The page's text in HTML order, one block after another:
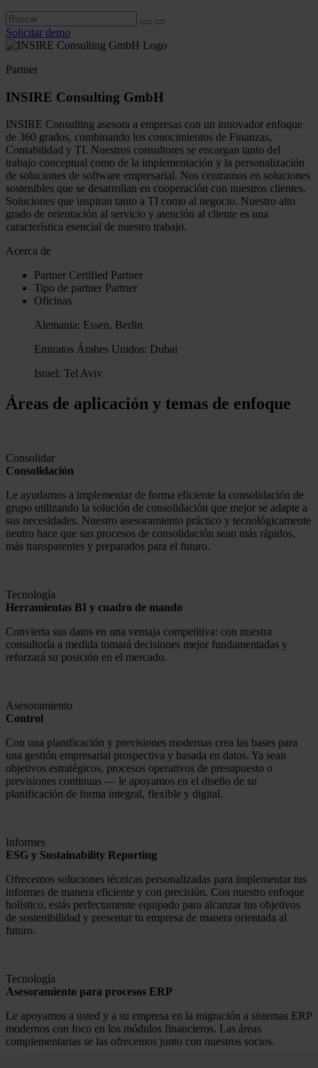
Solicitar demo
Partner
INSIRE Consulting GmbH
INSIRE Consulting asesora a empresas con un innovador enfoque
de 360 grados, combinando los conocimientos de Finanzas,
Contabilidad y TI. Nuestros consultores se encargan tanto del
trabajo conceptual como de la implementación y la personalización
de soluciones de software empresarial. Nos centramos en soluciones
sostenibles que se desarrollan en cooperación con nuestros clientes.
Soluciones que inspiran tanto a TI como al negocio. Nuestro alto
grado de orientación al servicio y atención al cliente es una
característica esencial de nuestro trabajo.
Acerca de
Partner Certified Partner
Tipo de partner Partner
Oficinas
Alemania: Essen, Berlin
Emiratos Árabes Unidos: Dubai
Israel: Tel Aviv
Áreas de aplicación y temas de enfoque
Consolidar
Consolidación
Le ayudamos a implementar de forma eficiente la consolidación de
grupo utilizando la solución de consolidación que mejor se adapte a
sus necesidades. Nuestro asesoramiento práctico y tecnológicamente
neutro hace que sus procesos de consolidación sean más rápidos,
más transparentes y preparados para el futuro.
Tecnología
Herramientas BI y cuadro de mando
Convierta sus datos en una ventaja competitiva: con nuestra
consultoría a medida tomará decisiones mejor fundamentadas y
reforzará su posición en el mercado.
Asesoramiento
Control
Con una planificación y previsiones modernas crea las bases para
una gestión empresarial prospectiva y basada en datos. Ya sean
objetivos estratégicos, procesos operativos de presupuesto o
previsiones continuas — le apoyamos en el diseño de su
planificación de forma integral, flexible y digital.
Informes
ESG y Sustainability Reporting
Ofrecemos soluciones técnicas personalizadas para implementar tus
informes de manera eficiente y con precisión. Con nuestro enfoque
holístico, estás perfectamente equipado para alcanzar tus objetivos
de sostenibilidad y presentar tu empresa de manera orientada al
futuro.
Tecnología
Asesoramiento para procesos ERP
Le apoyamos a usted y a su empresa en la migración a sistemas ERP
modernos con foco en los módulos financieros. Las áreas
complementarias se las ofrecemos junto con nuestros socios.